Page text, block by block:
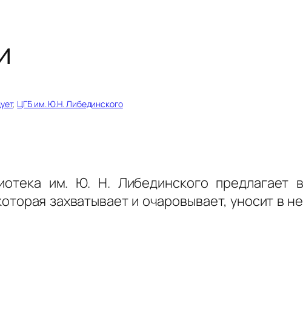
, ЦГБ им. Ю.Н. Либединского
им. Ю. Н. Либединского предлагает
захватывает и очаровывает, уносит в